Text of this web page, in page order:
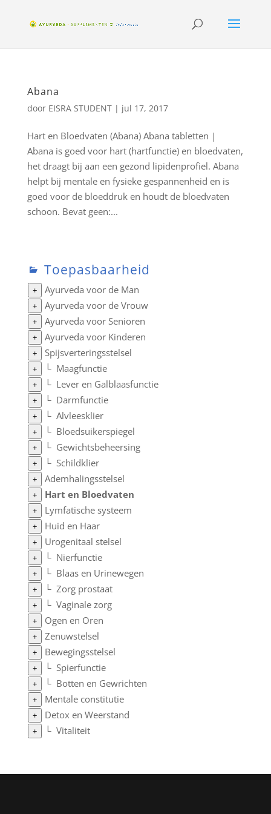
Abana
door EISRA STUDENT| jul 17, 2017
Hart en Bloedvaten (Abana) Abana tabletten |
Abana is goed voor hart (hartfunctie) en bloedvaten,
het draagt bij aan een gezond lipidenprofiel. Abana
helpt bij mentale en fysieke gespannenheid en is
goed voor de bloeddruk en houdt de bloedvaten
schoon. Bevat geen:...
Toepasbaarheid
+ Ayurveda voor de Man
+ Ayurveda voor de Vrouw
+ Ayurveda voor Senioren
+ Ayurveda voor Kinderen
+ Spijsverteringsstelsel
+ └ Maagfunctie
+ └ Lever en Galblaasfunctie
+ └ Darmfunctie
+ └ Alvleesklier
+ └ Bloedsuikerspiegel
+ └ Gewichtsbeheersing
+ └ Schildklier
+ Ademhalingsstelsel
+ Hart en Bloedvaten
+ Lymfatische systeem
+ Huid en Haar
+ Urogenitaal stelsel
+ └ Nierfunctie
+ └ Blaas en Urinewegen
+ └ Zorg prostaat
+ └ Vaginale zorg
+ Ogen en Oren
+ Zenuwstelsel
+ Bewegingsstelsel
+ └ Spierfunctie
+ └ Botten en Gewrichten
+ Mentale constitutie
+ Detox en Weerstand
+ └ Vitaliteit